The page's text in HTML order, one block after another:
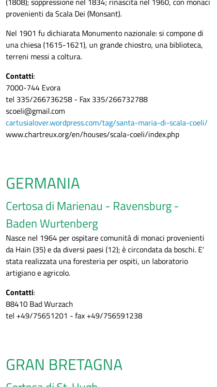
provenienti da Scala Dei (Monsant).
Nel 1901 fu dichiarata Monumento nazionale: si compone di
una chiesa (1615-1621), un grande chiostro, una biblioteca,
terreni messi a coltura.
Contatti:
7000-744 Evora
tel 335/266736258 - Fax 335/266732788
scoeli@gmail.com
cartusialover.wordpress.com/tag/santa-maria-di-scala-coeli/
www.chartreux.org/en/houses/scala-coeli/index.php
GERMANIA
Certosa di Marienau - Ravensburg -
Baden Wurtenberg
Nasce nel 1964 per ospitare comunità di monaci provenienti
da Hain (35) e da diversi paesi (12); è circondata da boschi. E'
stata realizzata una foresteria per ospiti, un laboratorio
artigiano e agricolo.
Contatti:
88410 Bad Wurzach
tel +49/75651201 - fax +49/756591238
GRAN BRETAGNA